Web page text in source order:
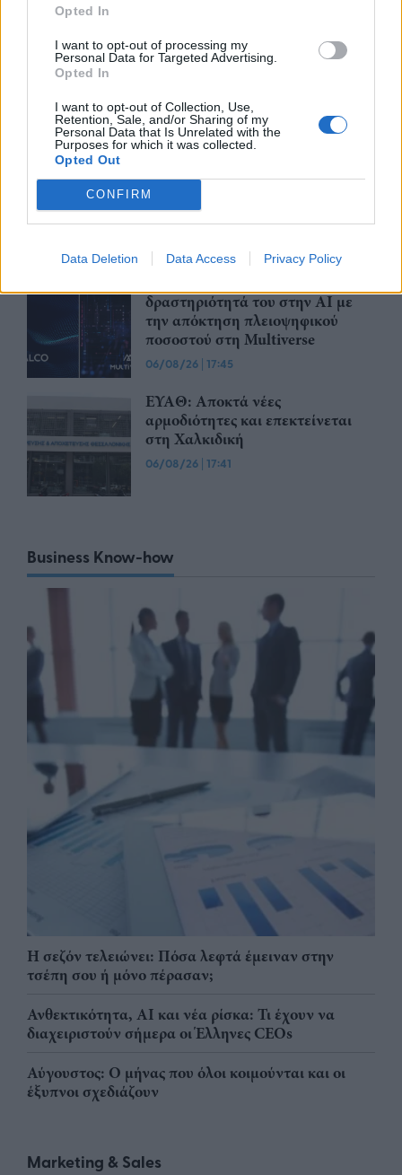
Opted In
I want to opt-out of processing my
Personal Data for Targeted Advertising.
Opted In
I want to opt-out of Collection, Use,
Retention, Sale, and/or Sharing of my
Personal Data that Is Unrelated with the
Purposes for which it was collected.
Opted Out
CONFIRM
Data Deletion Data Access Privacy Policy
Apollo Global Management:
Εξαγοράζει την EasyJet έναντι 7,7
Στέλιου Χατζηιωάννου
06/08/26|18:31
πλατφόρμα myBusinessSupport
για το ειδικό πρόγραμμα στήριξης
επιχειρήσεων
δραστηριότητά του στην ΑΙ με
την απόκτηση πλειοψηφικού
ποσοστού στη Multiverse
06/08/26 | 17:45
ΕΥΑΘ: Αποκτά νέες
αρμοδιότητες και επεκτείνεται
στη Χαλκιδική
06/08/26 | 17:41
Business Know-how
Η σεζόν τελειώνει: Πόσα λεφτά έμειναν στην
τσέπη σου ή μόνο πέρασαν;
Ανθεκτικότητα, AI και νέα ρίσκα: Τι έχουν να
διαχειριστούν σήμερα οι Έλληνες CEOs
Αύγουστος: Ο μήνας που όλοι κοιμούνται και οι
έξυπνοι σχεδιάζουν
Marketing & Sales